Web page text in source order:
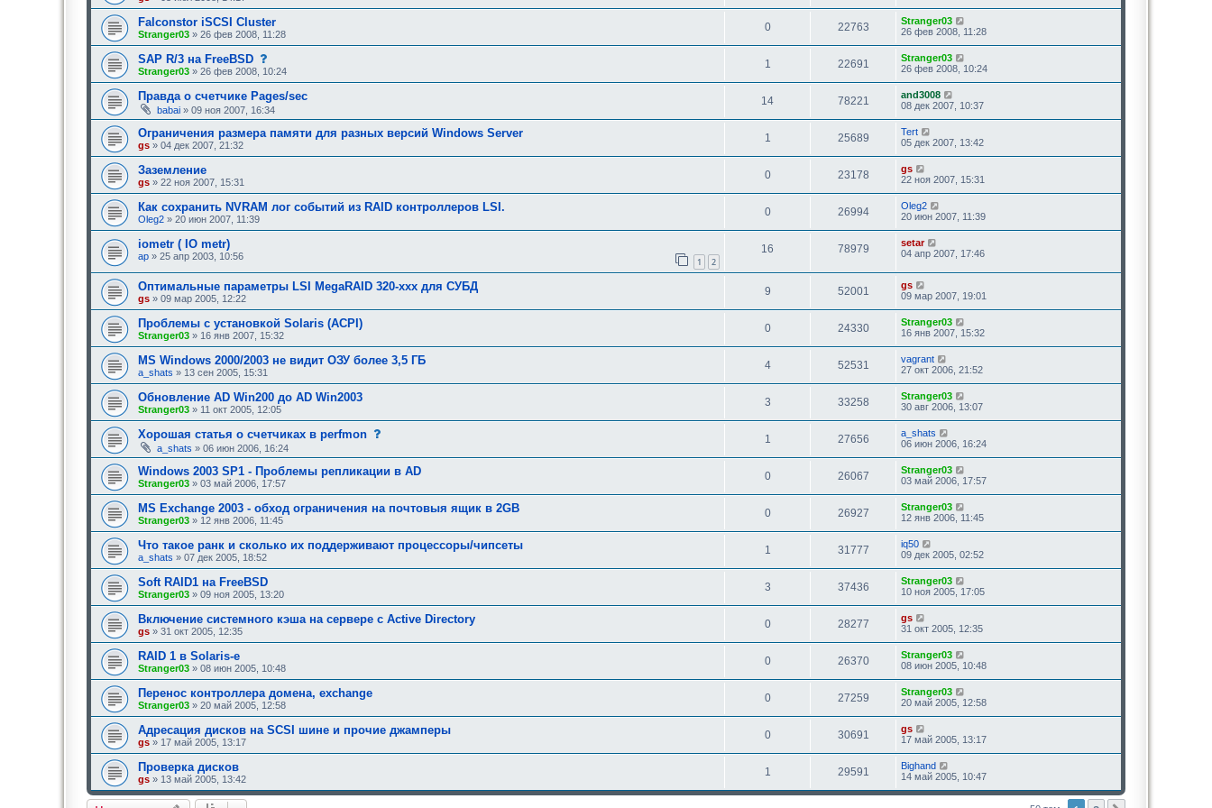
Falconstor iSCSI Cluster
Stranger03 » 26 фев 2008, 11:28
0 22763
Stranger03
26 фев 2008, 11:28
SAP R/3 на FreeBSD
о
о
щ
е
н
и
,
б
у
щ
д
о
б
е
н
и
я
:
Stranger03 » 26 фев 2008, 10:24
1 22691
Stranger03
26 фев 2008, 10:24
Правда о счетчике Pages/sec
babai » 09 ноя 2007, 16:34
14 78221
and3008
08 дек 2007, 10:37
Ограничения размера памяти для разных версий Windows Server
gs » 04 дек 2007, 21:32
1 25689
Tert
05 дек 2007, 13:42
Заземление
gs » 22 ноя 2007, 15:31
0 23178
gs
22 ноя 2007, 15:31
Как сохранить NVRAM лог событий из RAID контроллеров LSI.
Oleg2 » 20 июн 2007, 11:39
0 26994
Oleg2
20 июн 2007, 11:39
iometr ( IO metr)
ap » 25 апр 2003, 10:56 1 2
16 78979
setar
04 апр 2007, 17:46
Оптимальные параметры LSI MegaRAID 320-xxx для СУБД
gs » 09 мар 2005, 12:22
9 52001
gs
09 мар 2007, 19:01
Проблемы с установкой Solaris (ACPI)
Stranger03 » 16 янв 2007, 15:32
0 24330
Stranger03
16 янв 2007, 15:32
MS Windows 2000/2003 не видит ОЗУ более 3,5 ГБ
a_shats » 13 сен 2005, 15:31
4 52531
vagrant
27 окт 2006, 21:52
Обновление AD Win200 до AD Win2003
Stranger03 » 11 окт 2005, 12:05
3 33258
Stranger03
30 авг 2006, 13:07
Хорошая статья о счетчиках в perfmon
щ
н
и
,
р
б
щ
е
е
р
:
a_shats » 06 июн 2006, 16:24
1 27656
a_shats
06 июн 2006, 16:24
Windows 2003 SP1 - Проблемы репликации в AD
Stranger03 » 03 май 2006, 17:57
0 26067
Stranger03
03 май 2006, 17:57
MS Exchange 2003 - обход ограничения на почтовыя ящик в 2GB
Stranger03 » 12 янв 2006, 11:45
0 26927
Stranger03
12 янв 2006, 11:45
Что такое ранк и сколько их поддерживают процессоры/чипсеты
a_shats » 07 дек 2005, 18:52
1 31777
iq50
09 дек 2005, 02:52
Soft RAID1 на FreeBSD
Stranger03 » 09 ноя 2005, 13:20
3 37436
Stranger03
10 ноя 2005, 17:05
Включение системного кэша на сервере с Active Directory
gs » 31 окт 2005, 12:35
0 28277
gs
31 окт 2005, 12:35
RAID 1 в Solaris-е
Stranger03 » 08 июн 2005, 10:48
0 26370
Stranger03
08 июн 2005, 10:48
Перенос контроллера домена, exchange
Stranger03 » 20 май 2005, 12:58
0 27259
Stranger03
20 май 2005, 12:58
Адресация дисков на SCSI шине и прочие джамперы
gs » 17 май 2005, 13:17
0 30691
gs
17 май 2005, 13:17
Проверка дисков
gs » 13 май 2005, 13:42
1 29591
Bighand
14 май 2005, 10:47